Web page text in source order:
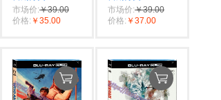
市场价:￥39.00
价格: ￥35.00
市场价:￥39.00
价格: ￥37.00